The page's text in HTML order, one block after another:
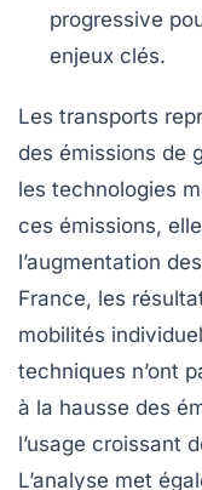
progressive
enjeux clés.
Les transports
des émissions de
les technologies
ces émissions,
l’augmentation
France, les
mobilités
techniques n’ont
à la hausse des
l’usage croissant
L’analyse met